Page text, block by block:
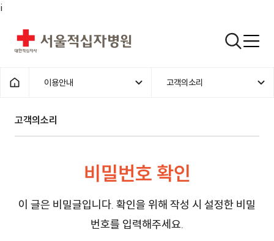
i
서울적십자병원 검색열기
홈으로 1차메뉴
이용안내 2차메뉴
고객의소리
고객의소리 | 이용안내 | 서울적
고객의소리
비밀번호 확인
이 글은 비밀글입니다. 확인을 위해 작성 시 설정한 비밀
번호를 입력해주세요.